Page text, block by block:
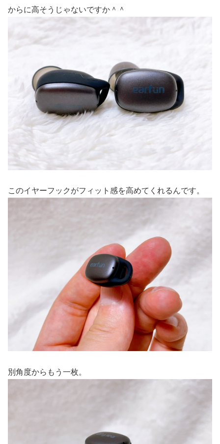
からに高そうじゃないですか＾＾
このイヤーフックがフィット感を高めてくれるんです。
別角度からもう一枚。